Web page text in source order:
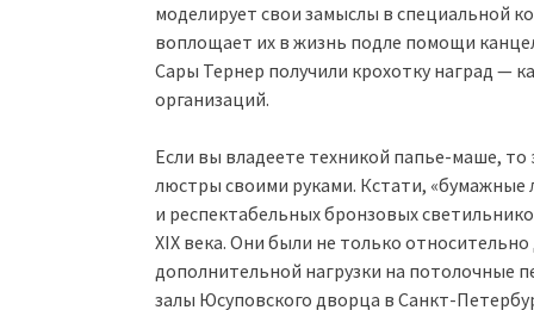
моделирует свои замыслы в специальной
воплощает их в жизнь подле помощи
Сары Тернер получили крохотку наград —
организаций.
Если вы владеете техникой папье-маше,
люстры своими руками. Кстати,
и респектабельных бронзовых
XIX века. Они были не только
дополнительной нагрузки на потолочные
залы Юсуповского дворца в Санкт-